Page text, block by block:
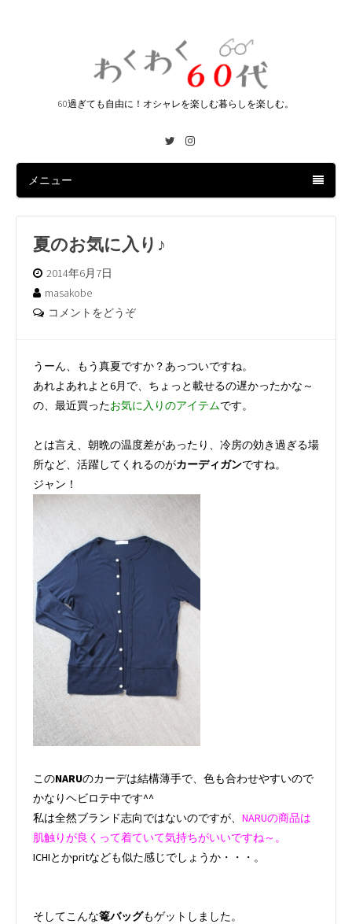
60過ぎても自由に！オシャレを楽しむ暮らしを楽しむ。
TwitterInstagram
メニュー
夏のお気に入り♪
2014年6月7日
masakobe
コメントをどうぞ
うーん、もう真夏ですか？あっついですね。
あれよあれよと6月で、ちょっと載せるの遅かったかな～
の、最近買ったお気に入りのアイテムです。
とは言え、朝晩の温度差があったり、冷房の効き過ぎる場
所など、活躍してくれるのがカーディガンですね。
ジャン！
このNARUのカーデは結構薄手で、色も合わせやすいので
かなりヘビロテ中です^^
私は全然ブランド志向ではないのですが、 NARUの商品は
肌触りが良くって着ていて気持ちがいいですね～。
ICHIとかpritなども似た感じでしょうか・・・。
そしてこんな篭バッグもゲットしました。